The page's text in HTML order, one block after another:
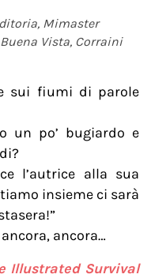
Mimaster
Vista, Corraini
sui fiumi di parole
un po’ bugiardo e
l’autrice alla sua
insieme ci sarà
ancora…
Illustrated Survival